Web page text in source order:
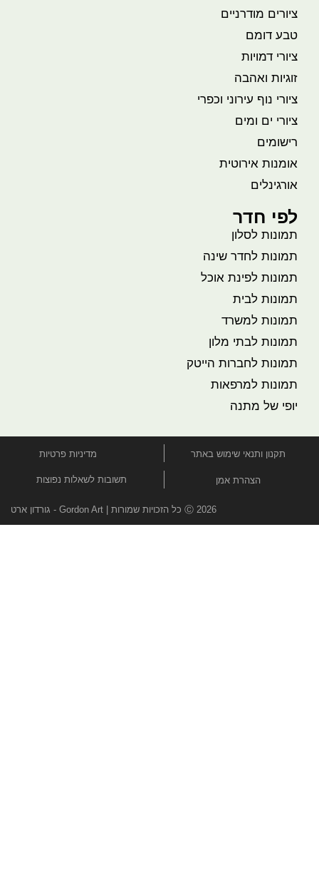
ציורים מודרניים
טבע דומם
ציורי דמויות
זוגיות ואהבה
ציורי נוף עירוני וכפרי
ציורי ים ומים
רישומים
אומנות אירוטית
אורגינלים
לפי חדר
תמונות לסלון
תמונות לחדר שינה
תמונות לפינת אוכל
תמונות לבית
תמונות למשרד
תמונות לבתי מלון
תמונות לחברות הייטק
תמונות למרפאות
יופי של מתנה
תקנון ותנאי שימוש באתר מדיניות פרטיות
הצהרת אמן תשובות לשאלות נפוצות
Ⓒ 2026 כל הזכויות שמורות | Gordon Art - גורדון ארט